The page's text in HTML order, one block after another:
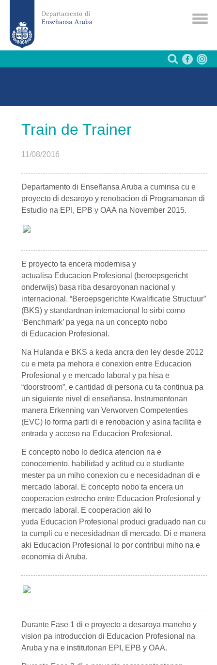
Train de Trainer
11/08/2016
Departamento di Enseñansa Aruba a cuminsa cu e
proyecto di desaroyo y renobacion di Programanan di
Estudio na EPI , EPB y OAA na November 2015.
E proyecto ta encera modernisa y
actualisa Educacion Profesional (beroepsgericht
onderwijs) basa riba desaroyonan nacional y
internacional. “Beroepsgerichte Kwalificatie Structuur”
(BKS) y standardnan internacional lo sirbi como
‘Benchmark’ pa yega na un concepto nobo
di Educacion Profesional .
Na Hulanda e BKS a keda ancra den ley desde 2012
cu e meta pa mehora e conexion entre Educacion
Profesional y e mercado laboral y pa hisa e
“doorstroom”, e cantidad di persona cu ta continua pa
un siguiente nivel di enseñansa. Instrumentonan
manera Erkenning van Verworven Competenties
(EVC) lo forma parti di e renobacion y asina facilita e
entrada y acceso na Educacion Profesional .
E concepto nobo lo dedica atencion na e
conocemento, habilidad y actitud cu e studiante
mester pa un miho conexion cu e necesidadnan di e
mercado laboral. E concepto nobo ta encera un
cooperacion estrecho entre Educacion Profesional y
mercado laboral. E cooperacion aki lo
yuda Educacion Profesional produci graduado nan cu
ta cumpli cu e necesidadnan di mercado. Di e manera
aki Educacion Profesional
lo por contribui miho na e
economia di Aruba.
Durante Fase 1 di e proyecto a desaroya maneho y
vision pa introduccion di Educacion Profesional na
Aruba y na e institutonan EPI, EPB y OAA.